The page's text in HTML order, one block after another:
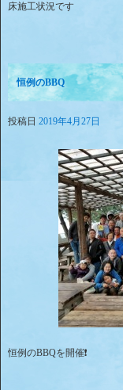
床施工状況です
恒例のBBQ
投稿日 2019年4月27日
恒例のBBQを開催❗